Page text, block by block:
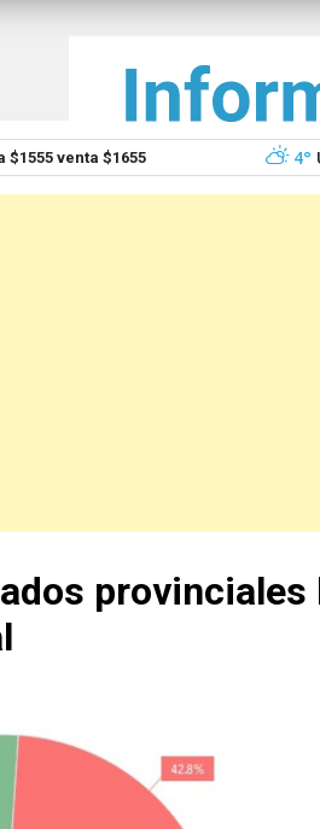
$1555 venta $1655 4°
provinciales